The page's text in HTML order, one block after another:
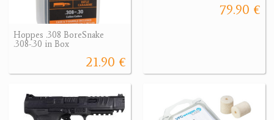
Hoppes .308 BoreSnake
.308-.30 in Box
21.90 €
79.90 €